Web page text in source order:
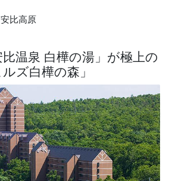
比高原
温泉 白樺の湯」が極上の
ズ白樺の森」